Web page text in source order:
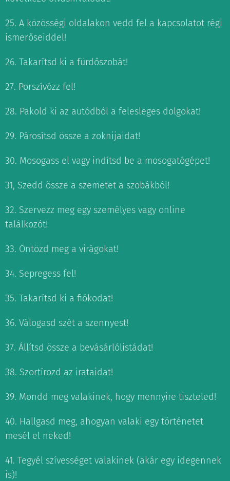
25. A közösségi oldalakon vedd fel a kapcsolatot régi
ismerőseiddel!
26. Takarítsd ki a fürdőszobát!
27. Porszívózz fel!
28. Pakold ki az autódból a felesleges dolgokat!
29. Párosítsd össze a zoknijaidat!
30. Mosogass el vagy indítsd be a mosogatógépet!
31, Szedd össze a szemetet a szobákból!
32. Szervezz meg egy személyes vagy online
találkozót!
33. Öntözd meg a virágokat!
34. Sepregess fel!
35. Takarítsd ki a fiókodat!
36. Válogasd szét a szennyest!
37. Állítsd össze a bevásárlólistádat!
38. Szortírozd az irataidat!
39. Mondd meg valakinek, hogy mennyire tiszteled!
40. Hallgasd meg, ahogyan valaki egy történetet
mesél el neked!
41. Tegyél szívességet valakinek (akár egy idegennek
is)!